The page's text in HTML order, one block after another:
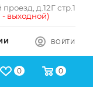
д.12Г стр.1
выходной)
ВОЙТИ
0 0